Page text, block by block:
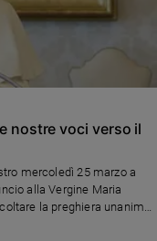
nostre voci verso il
mercoledì 25 marzo a
alla Vergine Maria
la preghiera unanime